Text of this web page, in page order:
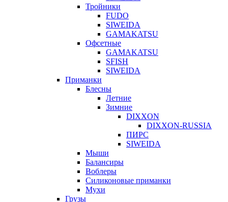
Тройники
FUDO
SIWEIDA
GAMAKATSU
Офсетные
GAMAKATSU
SFISH
SIWEIDA
Приманки
Блесны
Летние
Зимние
DIXXON
DIXXON-RUSSIA
ПИРС
SIWEIDA
Мыши
Балансиры
Воблеры
Силиконовые приманки
Мухи
Грузы